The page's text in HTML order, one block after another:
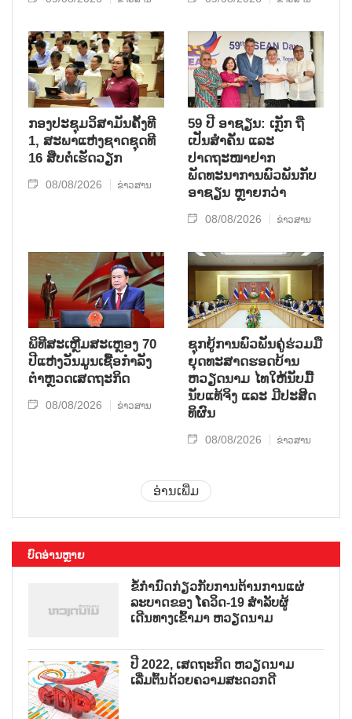
ກອງປະຊຸມວິສາມັນຄັ້ງທີ
1, ສະພາແຫ່ງຊາດຊຸດທີ
16 ສືບຕໍ່ເຮັດວຽກ
08/08/2026 ຂ່າວສານ
59 ປີ ອາຊຽນ: ເກຼັກ ຖື
ເປັນສຳຄັນ ແລະ
ປາດຖະໜາຢາກ
ພັດທະນາການພົວພັນກັບ
ອາຊຽນ ຫຼາຍກວ່າ
08/08/2026 ຂ່າວສານ
ພິທີສະເຫຼີມສະເຫຼອງ 70
ປີແຫ່ງວັນມູນເຊື້ອກຳລັງ
ຕຳຫຼວດເສດຖະກິດ
08/08/2026 ຂ່າວສານ
ຊຸກ​ຍູ້​ການ​ພົວ​ພັນ​ຄູ່​ຮ່ວມ​ມື​
ຍຸດ​ທະ​ສາດ​ຮອດ​ບ້ານ
ຫວຽດ​ນາມ ໄທ​ໃຫ້​ນັບ​ມື້​
ນັບ​ແທ້​ຈິງ ແລະ ມີ​ປະ​ສິດ​
ທິ​ຜົນ
08/08/2026 ຂ່າວສານ
ອ່ານເພີ່ມ
ບົດອ່ານຫຼາຍ
ຂໍ້ກຳນົດກ່ຽວກັບການຕ້ານການແຜ່
ລະບາດຂອງ ໂຄວິດ-19 ສຳລັບຜູ້
ເດີນທາງເຂົ້າມາ ຫວຽດນາມ
ປີ 2022, ເສດຖະກິດ ຫວຽດນາມ
ເລີ່ມຕົ້ນດ້ວຍຄວາມສະດວກດີ